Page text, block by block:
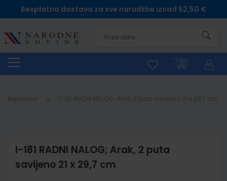
Besplatna dostava za sve narudžbe iznad 62,50 €
Naslovna
I-181 RADNI NALOG; Arak, 2 puta
savijeno 21 x 29,7 cm